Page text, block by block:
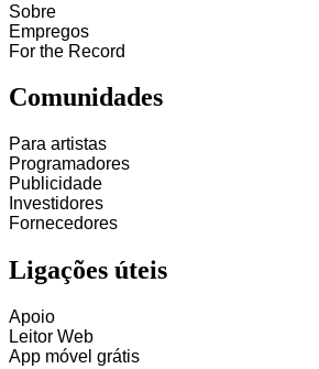
Sobre
Empregos
For the Record
Comunidades
Para artistas
Programadores
Publicidade
Investidores
Fornecedores
Ligações úteis
Apoio
Leitor Web
App móvel grátis